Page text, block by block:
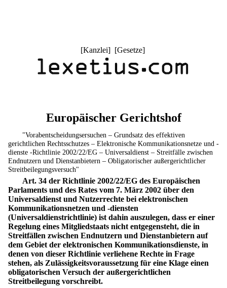
[Kanzlei] [Gesetze]
Europäischer Gerichtshof
"Vorabentscheidungsersuchen – Grundsatz des effektiven
gerichtlichen Rechtsschutzes – Elektronische Kommunikationsnetze und -
dienste -Richtlinie 2002/22/EG – Universaldienst – Streitfälle zwischen
Endnutzern und Dienstanbietern – Obligatorischer außergerichtlicher
Streitbeilegungsversuch"
Art. 34 der Richtlinie 2002/22/EG des Europäischen
Parlaments und des Rates vom 7. März 2002 über den
Universaldienst und Nutzerrechte bei elektronischen
Kommunikationsnetzen und -diensten
(Universaldienstrichtlinie) ist dahin auszulegen, dass er einer
Regelung eines Mitgliedstaats nicht entgegensteht, die in
Streitfällen zwischen Endnutzern und Dienstanbietern auf
dem Gebiet der elektronischen Kommunikationsdienste, in
denen von dieser Richtlinie verliehene Rechte in Frage
stehen, als Zulässigkeitsvoraussetzung für eine Klage einen
obligatorischen Versuch der außergerichtlichen
Streitbeilegung vorschreibt.